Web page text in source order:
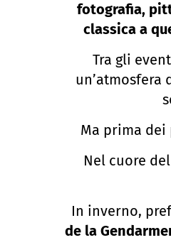
fotografia,
classica a
Tra gli
un’atmosfera
Ma prima
Nel cuore
In inverno,
de la